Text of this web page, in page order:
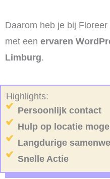
Daarom heb je bij
met een ervaren
Limburg.
Highlights:
Persoonlijk contact
Hulp op locatie
Langdurige
Snelle Actie